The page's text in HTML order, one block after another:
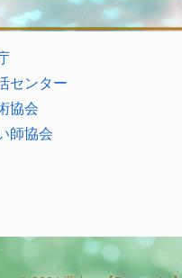
センター
協会
師協会